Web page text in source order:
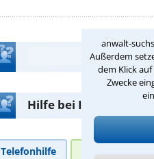
anwalt-
Außerdem
dem Klick
Zwecke
Hilfe bei Ihrer
Telefonhilfe